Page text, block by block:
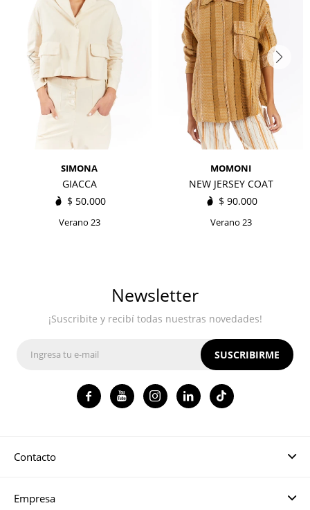
SIMONA
GIACCA
$ 50.000
Verano 23
MOMONI
NEW JERSEY COAT
$ 90.000
Verano 23
Contacto
Empresa
Newsletter
¡Suscribite y recibí todas nuestras novedades!
SUSCRIBIRME
   